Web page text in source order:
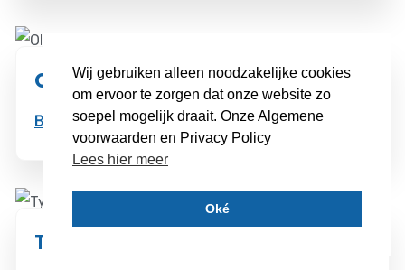
Ole P
Bekijken
Tygo Maurits
Wij gebruiken alleen noodzakelijke cookies
om ervoor te zorgen dat onze website zo
soepel mogelijk draait. Onze Algemene
voorwaarden en Privacy Policy
Lees hier meer
Oké